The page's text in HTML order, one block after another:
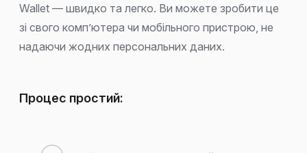
Wallet — швидко та легко. Ви можете зробити це
зі свого комп’ютера чи мобільного пристрою, не
надаючи жодних персональних даних.
Процес простий: